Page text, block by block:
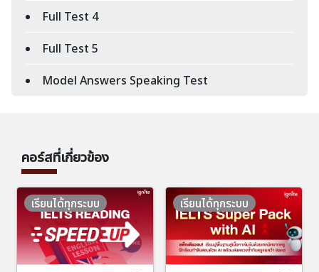
Full Test 4
Full Test 5
Model Answers Speaking Test
คอร์สที่เกี่ยวข้อง
เรียนได้ทุกระบบ เรียนได้ทุกระบบ